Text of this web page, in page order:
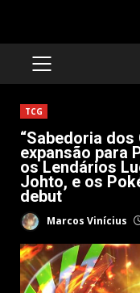
PRIMARY
TCG
“Sabedoria dos
expansão para
os Lendários
Johto, e os
debut
Marcos Vinícius